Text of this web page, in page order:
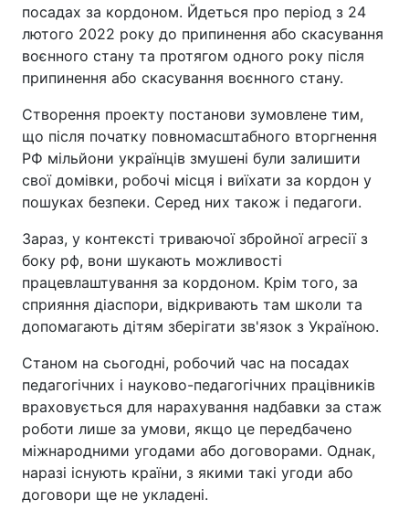
посадах за кордоном. Йдеться про період з 24
лютого 2022 року до припинення або скасування
воєнного стану та протягом одного року після
припинення або скасування воєнного стану.
Створення проекту постанови зумовлене тим,
що після початку повномасштабного вторгнення
РФ мільйони українців змушені були залишити
свої домівки, робочі місця і виїхати за кордон у
пошуках безпеки. Серед них також і педагоги.
Зараз, у контексті триваючої збройної агресії з
боку рф, вони шукають можливості
працевлаштування за кордоном. Крім того, за
сприяння діаспори, відкривають там школи та
допомагають дітям зберігати зв'язок з Україною.
Станом на сьогодні, робочий час на посадах
педагогічних і науково-педагогічних працівників
враховується для нарахування надбавки за стаж
роботи лише за умови, якщо це передбачено
міжнародними угодами або договорами. Однак,
наразі існують країни, з якими такі угоди або
договори ще не укладені.